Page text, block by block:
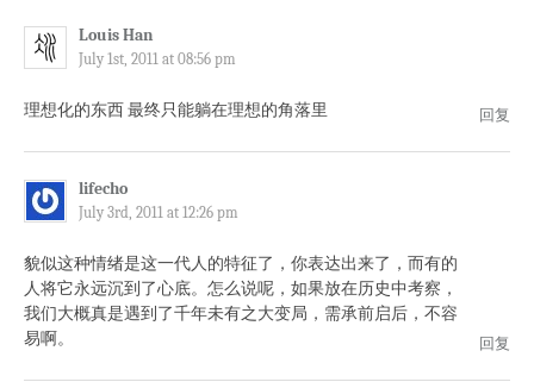
Louis Han
July 1st, 2011 at 08:56 pm
理想化的东西 最终只能躺在理想的角落里 回复
lifecho
July 3rd, 2011 at 12:26 pm
貌似这种情绪是这一代人的特征了，你表达出来了，而有的
人将它永远沉到了心底。怎么说呢，如果放在历史中考察，
我们大概真是遇到了千年未有之大变局，需承前启后，不容
易啊。
回复